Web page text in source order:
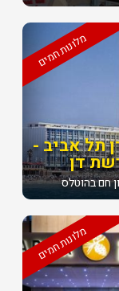
מלונות חמים
תל אביב -
דן
חם בהוטלס
מלונות חמים